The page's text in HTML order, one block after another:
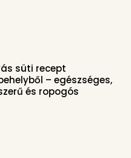
süti recept
– egészséges,
és ropogós